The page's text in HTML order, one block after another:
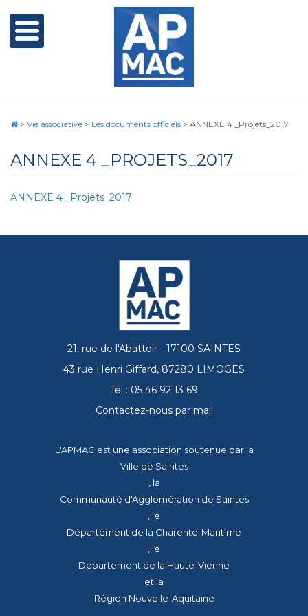
> Vie associative > Les documents officiels > ANNEXE 4 _Projets_2017
ANNEXE 4 _PROJETS_2017
ANNEXE 4 _Projets_2017
21, rue de l'Abattoir - 17100 SAINTES
43 rue Henri Giffard, 87280 LIMOGES
Tél : 05 46 92 13 69
Contactez-nous par mail
L'APMAC est une association soutenue par la
Ville de Saintes
, la
Communauté d'Agglomération de Saintes
, le
Département de la Charente-Maritime
, le
Département de la Haute-Vienne
et la
Région Nouvelle-Aquitaine